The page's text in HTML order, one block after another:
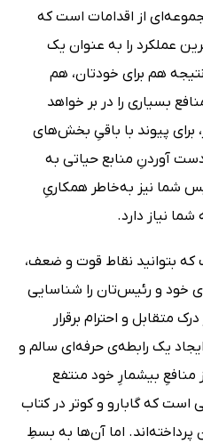
از اقدامات است که
عملکرد را به عنوان یک
هم برای خودتان، هم
بسیاری را در بر خواهد
پیوند با باقیِ بخش‌های
آوردنِ منابع حیاتی به
شما نیز به‌خاطر همکاریِ
نیاز دارد.
بتوانید نقاط قوت و ضعف،
خود و رئیس‌تان را شناسایی
متقابل و احترام برقرار
یک رابطه‌ی حرفه‌ای سالم و
منافعِ بیشمارِ خود منتفع
که گابارو و کوتر در کتاب
اما آن‌ها به بسطِ